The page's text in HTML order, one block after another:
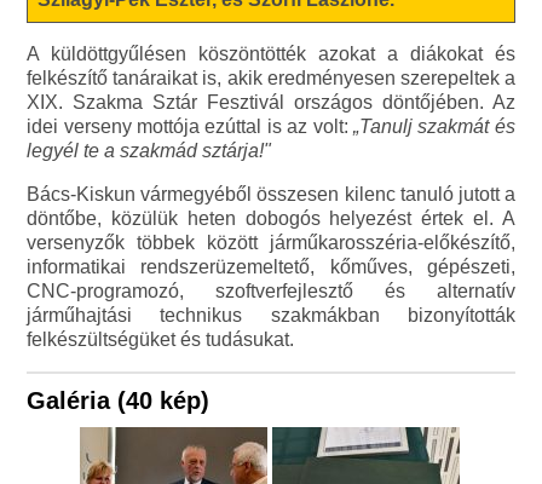
A küldöttgyűlésen köszöntötték azokat a diákokat és
felkészítő tanáraikat is, akik eredményesen szerepeltek a
XIX. Szakma Sztár Fesztivál országos döntőjében. Az
idei verseny mottója ezúttal is az volt: „Tanulj szakmát és
legyél te a szakmád sztárja!"
Bács-Kiskun vármegyéből összesen kilenc tanuló jutott a
döntőbe, közülük heten dobogós helyezést értek el. A
versenyzők többek között járműkarosszéria-előkészítő,
informatikai rendszerüzemeltető, kőműves, gépészeti,
CNC-programozó, szoftverfejlesztő és alternatív
járműhajtási technikus szakmákban bizonyították
felkészültségüket és tudásukat.
Galéria (40 kép)